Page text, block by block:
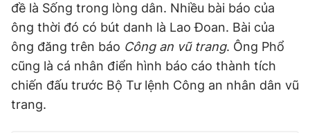
đề là Sống trong lòng dân. Nhiều bài báo của
ông thời đó có bút danh là Lao Đoan. Bài của
ông đăng trên báo Công an vũ trang. Ông Phổ
cũng là cá nhân điển hình báo cáo thành tích
chiến đấu trước Bộ Tư lệnh Công an nhân dân vũ
trang.